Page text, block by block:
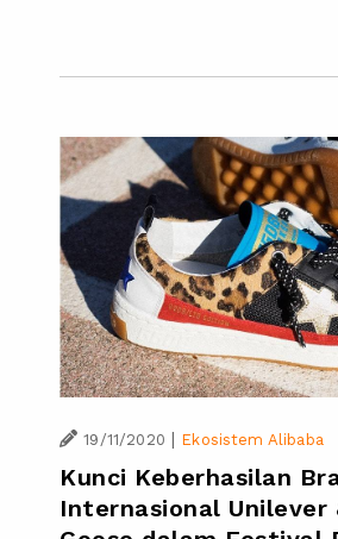
19/11/2020 | Ekosistem Alibaba
Kunci Keberhasilan
Internasional Unilever